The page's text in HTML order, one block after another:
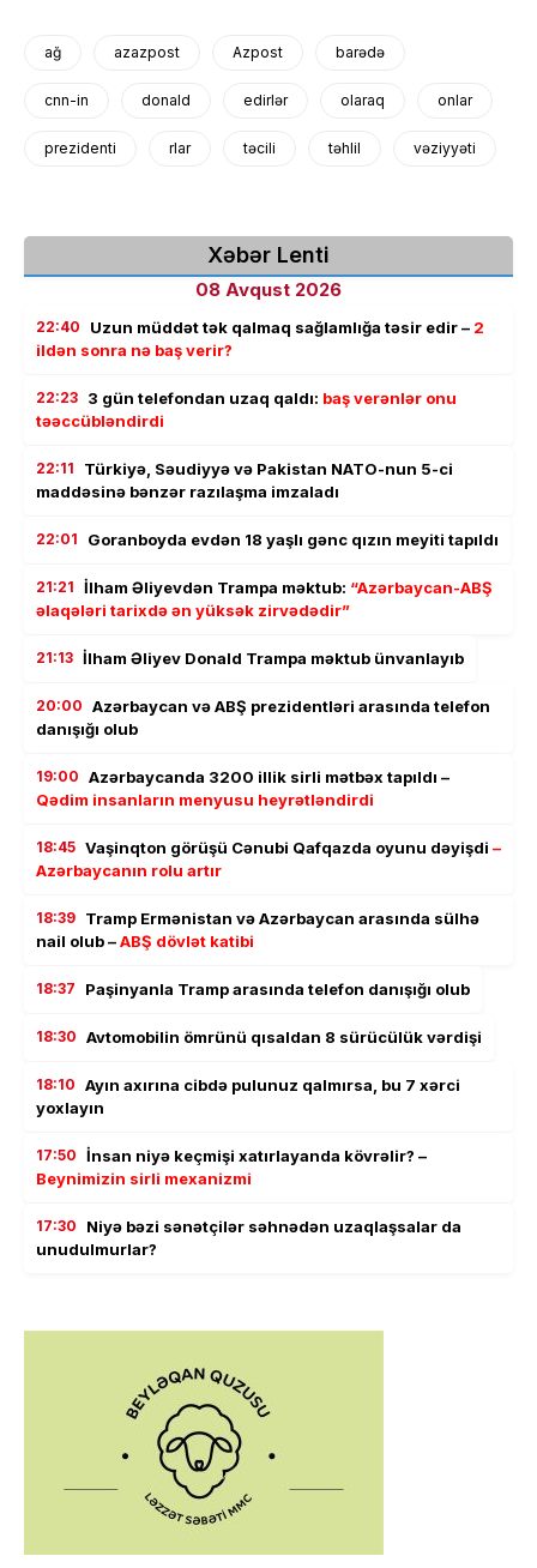
ağ azazpost Azpost barədə
cnn-in donald edirlər olaraq onlar
prezidenti rlar təcili təhlil vəziyyəti
Xəbər Lenti
08 Avqust 2026
22:40 Uzun müddət tək qalmaq sağlamlığa təsir edir – 2
ildən sonra nə baş verir?
22:23 3 gün telefondan uzaq qaldı: baş verənlər onu
təəccübləndirdi
22:11
Türkiyə, Səudiyyə və Pakistan NATO-nun 5-ci
maddəsinə bənzər razılaşma imzaladı
22:01 Goranboyda evdən 18 yaşlı gənc qızın meyiti tapıldı
21:21 İlham Əliyevdən Trampa məktub: “Azərbaycan-ABŞ
əlaqələri tarixdə ən yüksək zirvədədir”
21:13 İlham Əliyev Donald Trampa məktub ünvanlayıb
20:00 Azərbaycan və ABŞ prezidentləri arasında telefon
danışığı olub
19:00 Azərbaycanda 3200 illik sirli mətbəx tapıldı –
Qədim insanların menyusu heyrətləndirdi
18:45 Vaşinqton görüşü Cənubi Qafqazda oyunu dəyişdi –
Azərbaycanın rolu artır
18:39 Tramp Ermənistan və Azərbaycan arasında sülhə
nail olub –ABŞ dövlət katibi
18:37 Paşinyanla Tramp arasında telefon danışığı olub
18:30 Avtomobilin ömrünü qısaldan 8 sürücülük vərdişi
18:10 Ayın axırına cibdə pulunuz qalmırsa, bu 7 xərci
yoxlayın
17:50 İnsan niyə keçmişi xatırlayanda kövrəlir? –
Beynimizin sirli mexanizmi
17:30
Niyə bəzi sənətçilər səhnədən uzaqlaşsalar da
unudulmurlar?